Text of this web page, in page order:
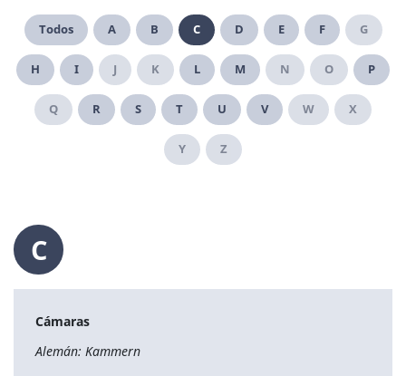
Todos A B C D E F G
H I J K L M N O P
Q R S T U V W X
Y Z
C
Cámaras
Alemán: Kammern